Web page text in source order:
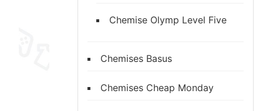
Chemise Olymp Level Five
Chemises Basus
Chemises Cheap Monday